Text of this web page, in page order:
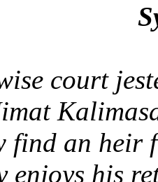
court
find an heir
enjoys his